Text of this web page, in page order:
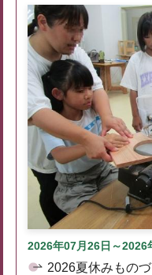
2026年07月26日～2026
2026夏休みもの